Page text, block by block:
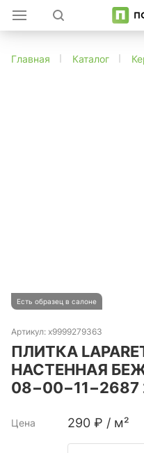
Главная Каталог
Есть образец в салоне
Артикул: х9999279363
ПЛИТКА
НАСТЕННАЯ
Цена 290 ₽ / м²